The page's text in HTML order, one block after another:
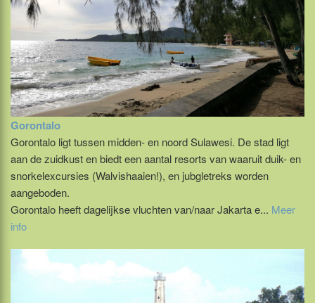
Gorontalo
Gorontalo ligt tussen midden- en noord Sulawesi. De stad ligt
aan de zuidkust en biedt een aantal resorts van waaruit duik- en
snorkelexcursies (Walvishaaien!), en jubgletreks worden
aangeboden.
Gorontalo heeft dagelijkse vluchten van/naar Jakarta e... Meer
info